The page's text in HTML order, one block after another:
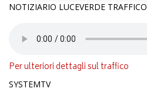
NOTIZIARIO LUCEVERDE TRAFFICO
Per ulteriori dettagli sul traffico
SYSTEMTV